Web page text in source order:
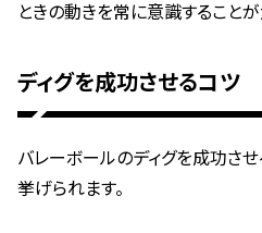
ときの動きを常に意識することが
ディグを成功させるコツ
バレーボールのディグを成功さ
挙げられます。